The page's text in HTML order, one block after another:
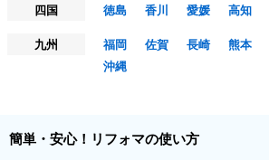
四国
徳島 香川 愛媛
高知
九州
福岡 佐賀 長崎 熊本
沖縄
簡単・安心！リフォマの使い方